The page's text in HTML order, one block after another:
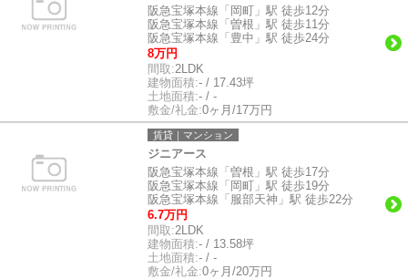
阪急宝塚本線「岡町」駅 徒歩12分
阪急宝塚本線「曽根」駅 徒歩11分
阪急宝塚本線「豊中」駅 徒歩24分
8万円
間取:2LDK
建物面積:- / 17.43坪
土地面積:- / -
敷金/礼金:0ヶ月/17万円
賃貸｜マンション
ジニアース
阪急宝塚本線「曽根」駅 徒歩17分
阪急宝塚本線「岡町」駅 徒歩19分
阪急宝塚本線「服部天神」駅 徒歩22分
6.7万円
間取:2LDK
建物面積:- / 13.58坪
土地面積:- / -
敷金/礼金:0ヶ月/20万円